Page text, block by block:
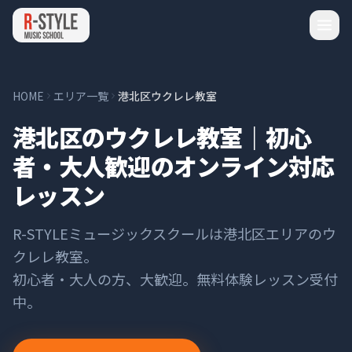
HOME エリア一覧 港北区ウクレレ教室
港北区のウクレレ教室｜初心
者・大人歓迎のオンライン対応
レッスン
R-STYLEミュージックスクールは港北区エリアのウ
クレレ教室。
初心者・大人の方、大歓迎。無料体験レッスン受付
中。